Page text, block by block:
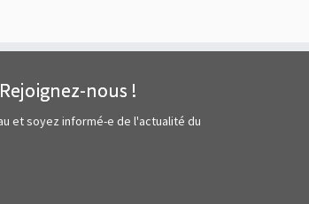
Rejoignez-nous !
et soyez informé-e de l'actualité du